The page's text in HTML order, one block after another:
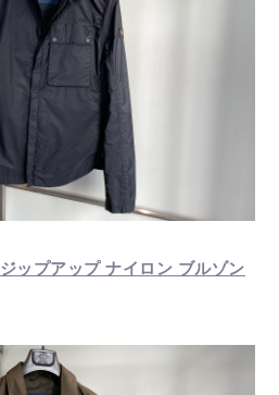
ップアップ ナイロン ブルゾン